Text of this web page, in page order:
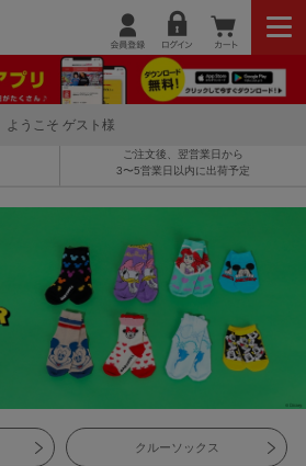
ようこそ ゲスト様
ご注文後、翌営業日から
3〜5営業日以内に出荷予定
クルーソックス